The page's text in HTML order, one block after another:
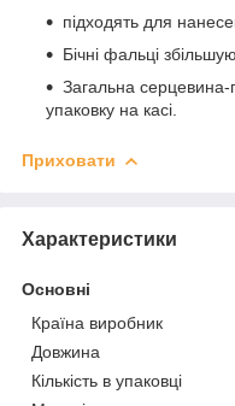
підходять для
Бічні фальці
Загальна серцевина-
упаковку на касі.
Приховати
Характеристики
Основні
Країна виробник
Довжина
Кількість в упаковці